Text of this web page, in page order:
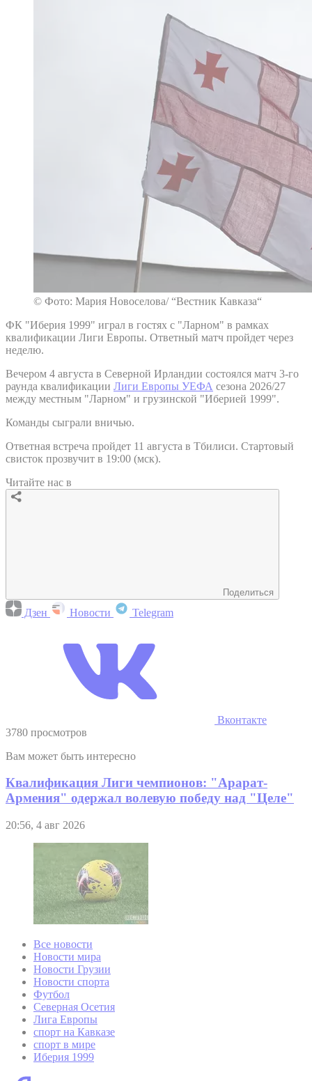
© Фото: Мария Новоселова/ “Вестник Кавказа“
ФК "Иберия 1999" играл в гостях с "Ларном" в рамках
квалификации Лиги Европы. Ответный матч пройдет через
неделю.
Вечером 4 августа в Северной Ирландии состоялся матч 3-го
раунда квалификации Лиги Европы УЕФА сезона 2026/27
между местным "Ларном" и грузинской "Иберией 1999".
Команды сыграли вничью.
Ответная встреча пройдет 11 августа в Тбилиси. Стартовый
свисток прозвучит в 19:00 (мск).
Читайте нас в
Поделиться
Дзен Новости Telegram
Вконтакте
3780 просмотров
Вам может быть интересно
Квалификация Лиги чемпионов: "Арарат-
Армения" одержал волевую победу над "Целе"
20:56, 4 авг 2026
Все новости
Новости мира
Новости Грузии
Новости спорта
Футбол
Северная Осетия
Лига Европы
спорт на Кавказе
спорт в мире
Иберия 1999